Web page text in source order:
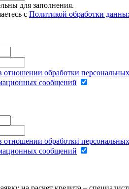
для заполнения.
с Политикой обработки
отношении обработки
сообщений
отношении обработки
сообщений